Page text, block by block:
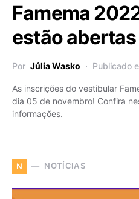
Famema
estão abertas
Por Júlia Wasko Publicado
As inscrições do vestibular
dia 05 de novembro! Confira
informações.
N NOTÍCIAS